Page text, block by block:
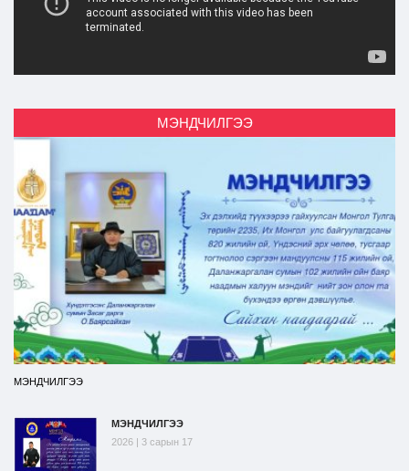
МЭНДЧИЛГЭЭ
МЭНДЧИЛГЭЭ
МЭНДЧИЛГЭЭ
2026 | 3 сарын 17